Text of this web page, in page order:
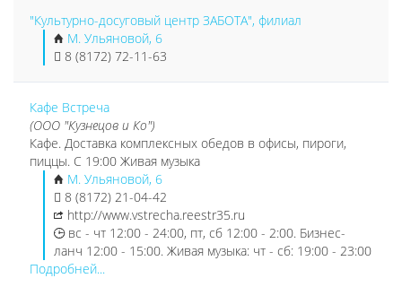
"Культурно-досуговый центр ЗАБОТА", филиал
М. Ульяновой, 6
8 (8172) 72-11-63
Кафе Встреча
(ООО "Кузнецов и Ко")
Кафе. Доставка комплексных обедов в офисы, пироги,
пиццы. С 19:00 Живая музыка
М. Ульяновой, 6
8 (8172) 21-04-42
http://www.vstrecha.reestr35.ru
вс - чт 12:00 - 24:00, пт, сб 12:00 - 2:00. Бизнес-
ланч 12:00 - 15:00. Живая музыка: чт - сб: 19:00 - 23:00
Подробней...